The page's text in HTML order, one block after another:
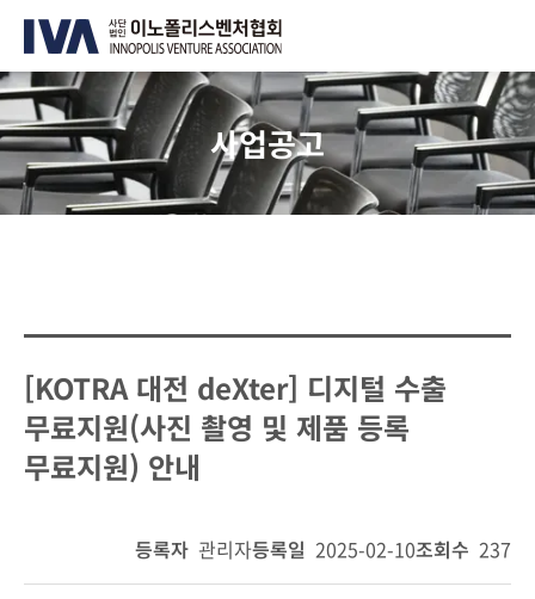
사업공고
[KOTRA 대전 deXter] 디지털 수출
무료지원(사진 촬영 및 제품 등록
무료지원) 안내
등록자 관리자등록일 2025-02-10조회수 237